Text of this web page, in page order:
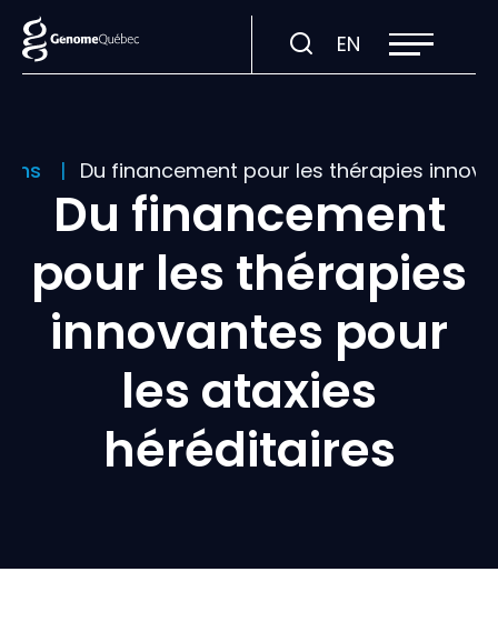
EN Visiter
la
:
English.
la
navigation
du
Du financement pour les thérapies
Du financement
pour les thérapies
innovantes pour
les ataxies
héréditaires